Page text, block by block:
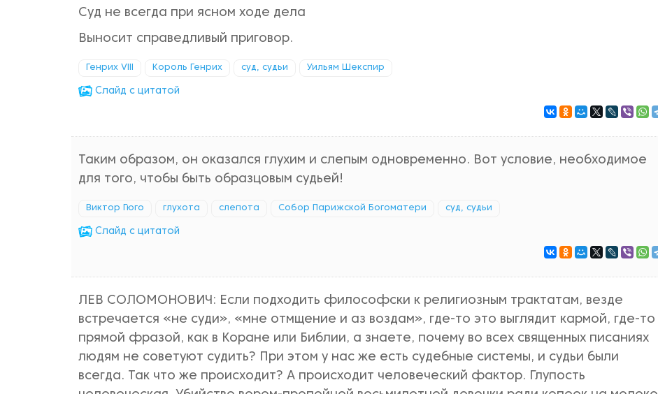
Суд не всегда при ясном ходе дела
Выносит справедливый приговор.
Генрих VIII Король Генрих суд, судьи Уильям Шекспир
Cлайд с цитатой
Таким образом, он оказался глухим и слепым одновременно. Вот условие, необходимое
для того, чтобы быть образцовым судьей!
Виктор Гюго глухота слепота Собор Парижской Богоматери суд, судьи
Cлайд с цитатой
ЛЕВ СОЛОМОНОВИЧ: Если подходить философски к религиозным трактатам, везде
встречается «не суди», «мне отмщение и аз воздам», где-то это выглядит кармой, где-то
прямой фразой, как в Коране или Библии, а знаете, почему во всех священных писаниях
людям не советуют судить? При этом у нас же есть судебные системы, и судьи были
всегда. Так что же происходит? А происходит человеческий фактор. Глупость